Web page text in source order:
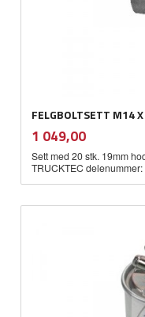
FELGBOLTSETT M14
Pris
1 049,00mva.
Sett med 20 stk. 19mm
TRUCKTEC